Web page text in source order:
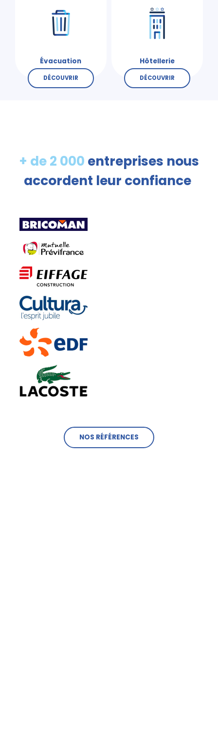
Évacuation
DÉCOUVRIR
Hôtellerie
DÉCOUVRIR
+ de 2 000 entreprises nous
accordent leur confiance
NOS RÉFÉRENCES